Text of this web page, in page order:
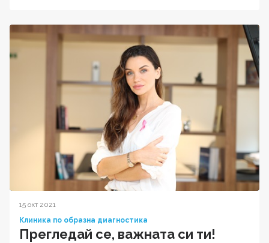
15 окт 2021
Клиника по образна диагностика
Прегледай се, важната си ти!